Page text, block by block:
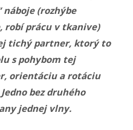
(rozhýbe
robí prácu v tkanive)
tichý partner, ktorý to
s pohybom tej
orientáciu a rotáciu
bez druhého
jednej vlny.